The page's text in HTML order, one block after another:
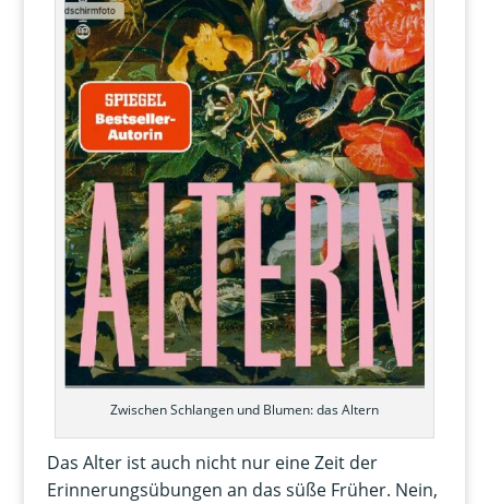
Zwischen Schlangen und Blumen: das Altern
Das Alter ist auch nicht nur eine Zeit der
Erinnerungsübungen an das süße Früher. Nein,